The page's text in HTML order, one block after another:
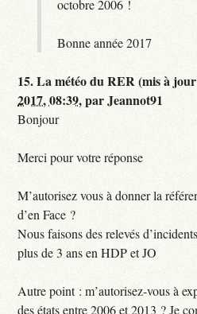
octobre 2006 !
Bonne année 2017
15.La météo du RER (mis à
2017, 08:39,parJeannot91
Bonjour
Merci pour votre réponse
M’autorisez vous à donner la
d’en Face ?
Nous faisons des relevés
plus de 3 ans en HDP et JO
Autre point : m’autorisez-vous à
des états entre 2006 et 2013 ? Je